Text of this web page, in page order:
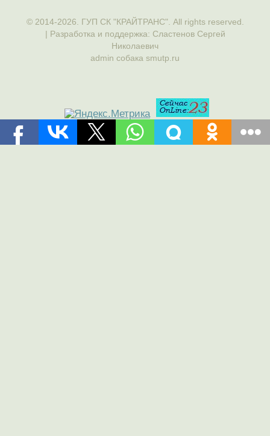
© 2014-2026. ГУП СК "КРАЙТРАНС". All rights reserved.
| Разработка и поддержка: Сластенов Сергей
Николаевич
admin собака smutp.ru